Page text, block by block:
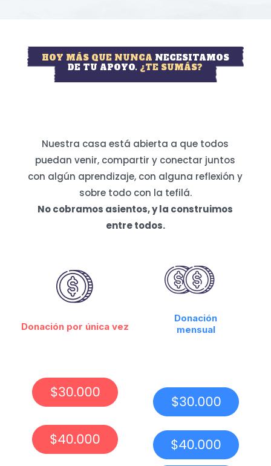
HOY MÁS QUE NUNCA NECESITAMOS
DE TU APOYO. ¿TE SUMÁS?
Nuestra casa está abierta a que todos
puedan venir, compartir y conectar juntos
con algún aprendizaje, con alguna reflexión y
sobre todo con la tefilá.
No cobramos asientos, y la construimos
entre todos.
Donación por única vez
Donación
mensual